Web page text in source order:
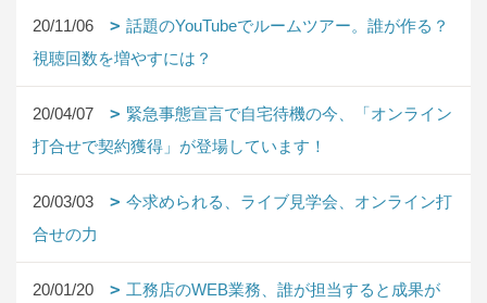
20/11/06
話題のYouTubeでルームツアー。誰が作る？
視聴回数を増やすには？
20/04/07
緊急事態宣言で自宅待機の今、「オンライン
打合せで契約獲得」が登場しています！
20/03/03
今求められる、ライブ見学会、オンライン打
合せの力
20/01/20
工務店のWEB業務、誰が担当すると成果が